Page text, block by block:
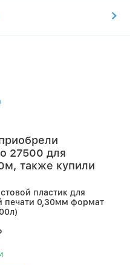
27500 для
также купили
пластик для
печати 0,30мм формат